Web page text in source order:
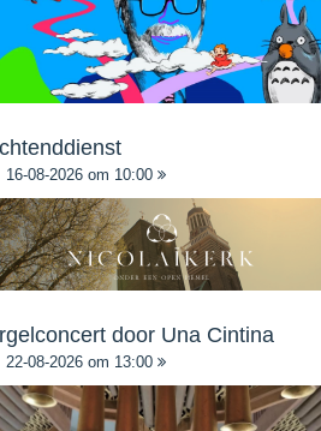
16-08-2026 om 10:00
door Una Cintina
22-08-2026 om 13:00